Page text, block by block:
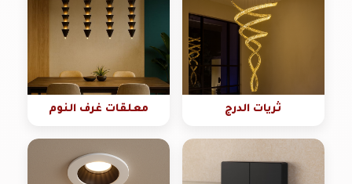
ثريات الدرج معلقات غرف النوم